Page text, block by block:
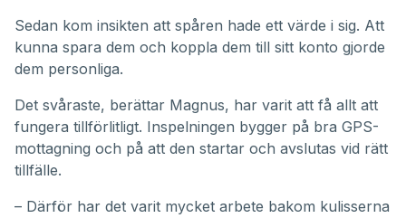
Sedan kom insikten att spåren hade ett värde i sig. Att
kunna spara dem och koppla dem till sitt konto gjorde
dem personliga.
Det svåraste, berättar Magnus, har varit att få allt att
fungera tillförlitligt. Inspelningen bygger på bra GPS-
mottagning och på att den startar och avslutas vid rätt
tillfälle.
– Därför har det varit mycket arbete bakom kulisserna